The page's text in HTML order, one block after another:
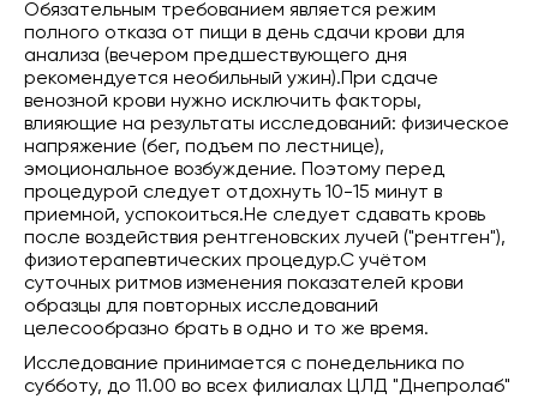
Обязательным требованием является режим
полного отказа от пищи в день сдачи крови для
анализа (вечером предшествующего дня
рекомендуется необильный ужин).При сдаче
венозной крови нужно исключить факторы,
влияющие на результаты исследований: физическое
напряжение (бег, подъем по лестнице),
эмоциональное возбуждение. Поэтому перед
процедурой следует отдохнуть 10-15 минут в
приемной, успокоиться.Не следует сдавать кровь
после воздействия рентгеновских лучей ("рентген"),
физиотерапевтических процедур.С учётом
суточных ритмов изменения показателей крови
образцы для повторных исследований
целесообразно брать в одно и то же время.
Исследование принимается с понедельника по
субботу, до 11.00 во всех филиалах ЦЛД "Днепролаб"